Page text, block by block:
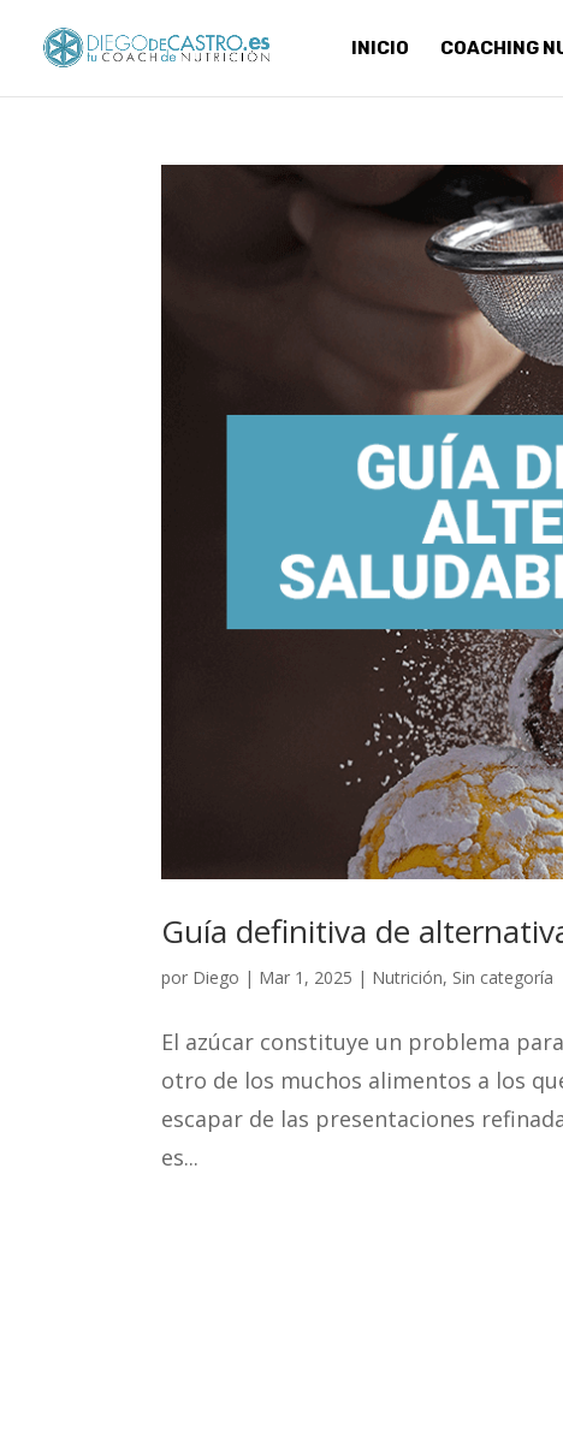
INICIO COACHING
Guía definitiva de
por Diego | Mar 1, 2025 | Nutrición, Sin categoría
El azúcar constituye un problema
otro de los muchos alimentos a los
escapar de las presentaciones
es...